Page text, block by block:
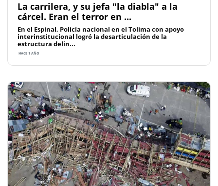
La carrilera, y su jefa "la diabla" a la
cárcel. Eran el terror en ...
En el Espinal, Policía nacional en el Tolima con apoyo
interinstitucional logró la desarticulación de la
estructura delin...
HACE 1 AÑO